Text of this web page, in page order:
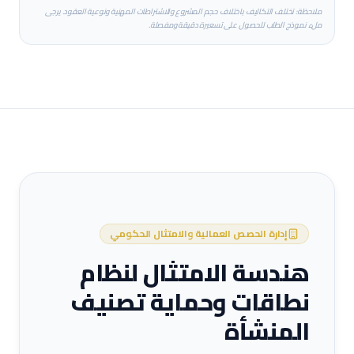
ملاحظة: تختلف التكاليف باختلاف حجم المشروع والاشتراطات المهنية ونوعية العقود. يرجى
ملء نموذج الطلب للحصول على تسعيرة دقيقة ومفصلة.
إدارة الحصص العمالية والامتثال الحكومي
هندسة الامتثال لنظام
نطاقات وحماية تصنيف
المنشأة